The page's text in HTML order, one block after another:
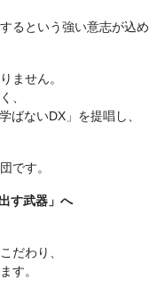
るという強い意志が込め
ません。
、
ばないDX」を提唱し、
です。
す武器」へ
だわり、
す。